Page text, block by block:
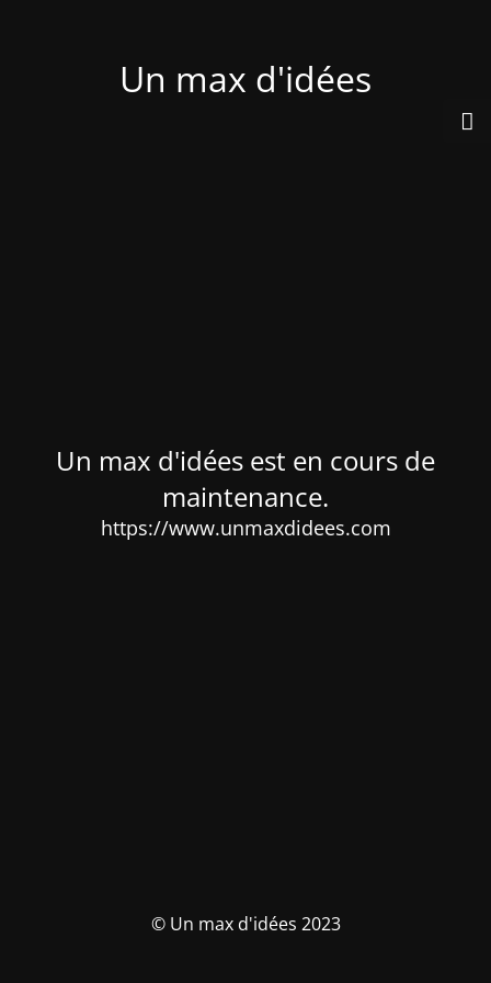
Un max d'idées
Un max d'idées est en cours de
maintenance.
https://www.unmaxdidees.com
© Un max d'idées 2023